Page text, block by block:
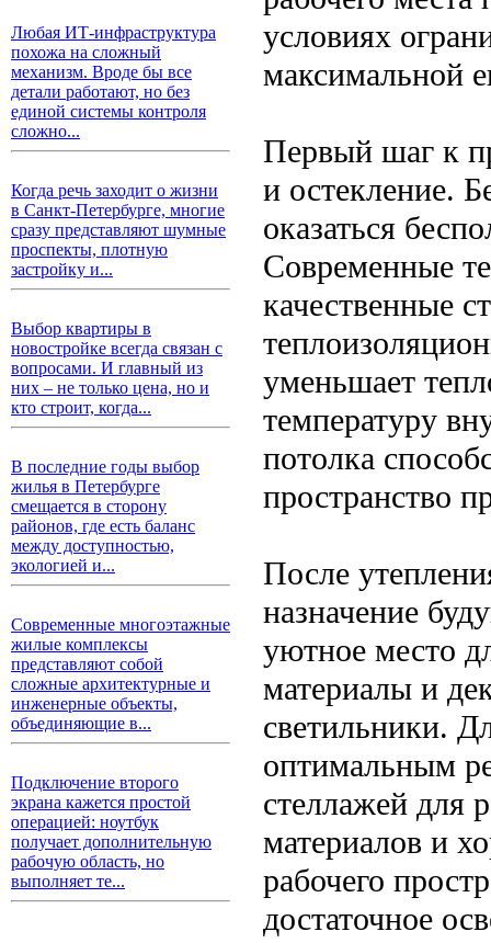
Любая ИТ-инфраструктура
похожа на сложный
механизм. Вроде бы все
детали работают, но без
единой системы контроля
сложно...
Когда речь заходит о жизни
в Санкт-Петербурге, многие
сразу представляют шумные
проспекты, плотную
застройку и...
Выбор квартиры в
новостройке всегда связан с
вопросами. И главный из
них – не только цена, но и
кто строит, когда...
В последние годы выбор
жилья в Петербурге
смещается в сторону
районов, где есть баланс
между доступностью,
экологией и...
Современные многоэтажные
жилые комплексы
представляют собой
сложные архитектурные и
инженерные объекты,
объединяющие в...
Подключение второго
экрана кажется простой
операцией: ноутбук
получает дополнительную
рабочую область, но
выполняет те...
условиях
максимальной
Первый шаг к
и остекление.
оказаться
Современные
качественные
уменьшает
температуру
потолка
пространство
После
назначение
уютное место
материалы и
светильники.
оптимальным
стеллажей для
материалов и
рабочего
достаточное